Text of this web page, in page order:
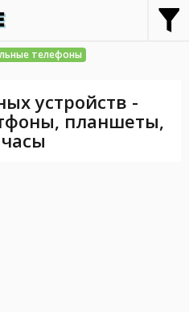
телефоны
устройств -
планшеты,